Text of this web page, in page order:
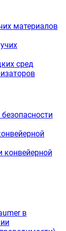
материалов
сред
конвейерной
в